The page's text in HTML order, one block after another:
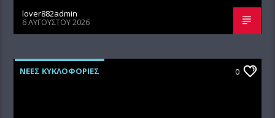
lover882admin
6 ΑΥΓΟΎΣΤΟΥ 2026
ΝΕΕΣ ΚΥΚΛΟΦΟΡΙΕΣ 0